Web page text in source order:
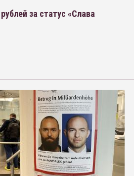
за статус «Слава